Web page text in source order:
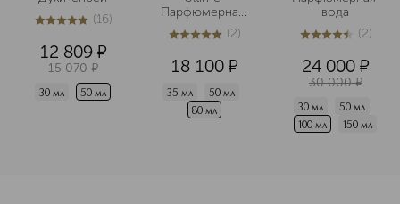
5из 516 (16)
12 809 ¤
15 070 ¤
30 мл 50 мл
Парфюмерная
вода
5из 52 (2)
18 100 ¤
35 мл
50 мл
80 мл
вода
4.5из52 (2)
24 000 ¤
30 000 ¤
30 мл
50 мл
100 мл
150 мл